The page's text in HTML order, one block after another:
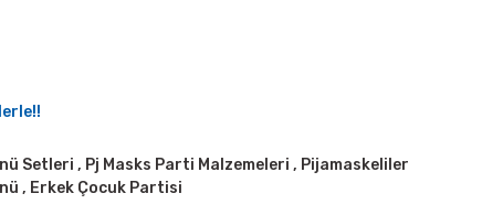
Setleri , Pj Masks Parti Malzemeleri , Pijamaskeliler
, Erkek Çocuk Partisi